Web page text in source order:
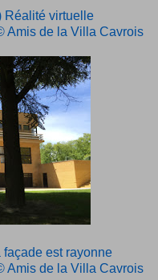
Réalité virtuelle
Amis de la Villa Cavrois
façade est rayonne
Amis de la Villa Cavrois